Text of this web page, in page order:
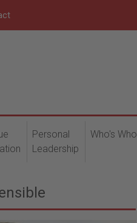
Personal
Leadership
Who's Who